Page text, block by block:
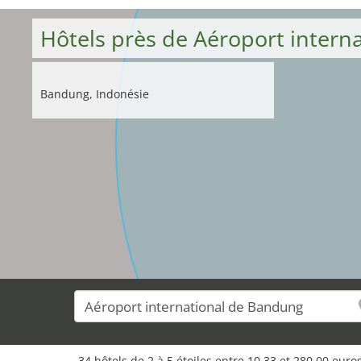
Hôtels près de Aéroport
Bandung, Indonésie